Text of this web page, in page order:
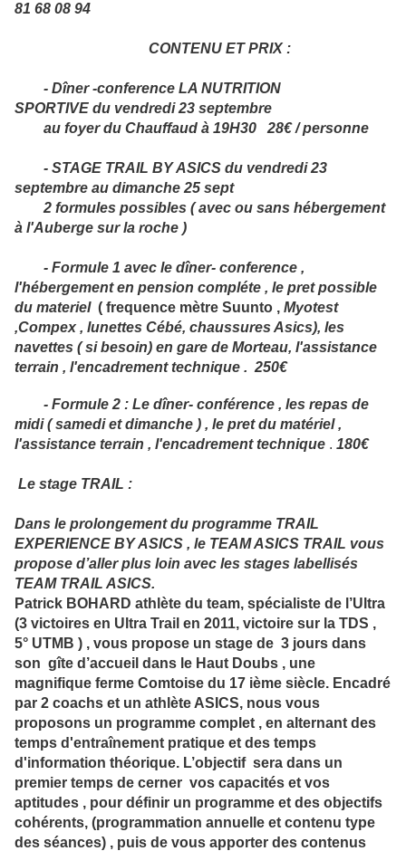
81 68 08 94
CONTENU ET PRIX :
- Dîner -conference LA NUTRITION
SPORTIVE du vendredi 23 septembre
au foyer du Chauffaud à 19H30 28€ / personne
- STAGE TRAIL BY ASICS du vendredi 23
septembre au dimanche 25 sept
2 formules possibles ( avec ou sans hébergement
à l'Auberge sur la roche )
- Formule 1 avec le dîner- conference ,
l'hébergement en pension compléte , le pret possible
du materiel ( frequence mètre Suunto , Myotest
,Compex , lunettes Cébé, chaussures Asics), les
navettes ( si besoin) en gare de Morteau, l'assistance
terrain , l'encadrement technique . 250€
- Formule 2 : Le dîner- conférence , les repas de
midi ( samedi et dimanche ) , le pret du matériel ,
l'assistance terrain , l'encadrement technique . 180€
Le stage TRAIL :
Dans le prolongement du programme TRAIL
EXPERIENCE BY ASICS , le TEAM ASICS TRAIL vous
propose d’aller plus loin avec les stages labellisés
TEAM TRAIL ASICS.
Patrick BOHARD athlète du team, spécialiste de l’Ultra
(3 victoires en Ultra Trail en 2011, victoire sur la TDS ,
5° UTMB ) , vous propose un stage de 3 jours dans
son gîte d’accueil dans le Haut Doubs , une
magnifique ferme Comtoise du 17 ième siècle. Encadré
par 2 coachs et un athlète ASICS, nous vous
proposons un programme complet , en alternant des
temps d'entraînement pratique et des temps
d'information théorique. L’objectif sera dans un
premier temps de cerner vos capacités et vos
aptitudes , pour définir un programme et des objectifs
cohérents, (programmation annuelle et contenu type
des séances) , puis de vous apporter des contenus